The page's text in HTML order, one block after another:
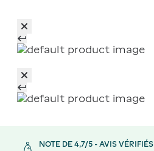
NOTE DE 4,7/5 - AVIS VÉRIFIÉS